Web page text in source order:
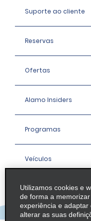
Suporte ao cliente
Reservas
Ofertas
Alamo Insiders
Programas
Veículos
Agências
Empresa
Utilizamos cookies e
de forma a
experiência e
alterar as suas